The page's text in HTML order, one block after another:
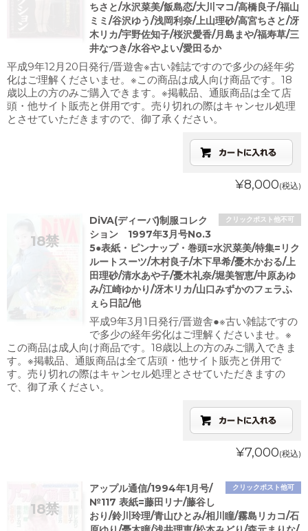
ちさと/水沢菜美/飯島恋/大川マコ/高橋良子/福山
ミミ/谷沢ゆう/浅岡利奈/上山理砂/高宮ちさと/冴
木リカ/宇野佐知子/桜沢愛香/月島まや/福寿草/三
井なつき/水谷やよい/愛田るか
平成9年12月20日発行/晋遊舎※古い雑誌ですので多少の経年劣
化はご理解くださいませ。※この商品は成人向け商品です。18
歳以上の方のみご購入できます。※掲載品、通販商品は全て店
頭・他サイト販売と併用です。売り切れの際はキャンセル処理
とさせていただきますので、御了承ください。
¥8,000(税込)
クリックポスト他不可
DiVA(ディーバ)制服コレク
ション 1997年3月号No.3
5●表紙・ピンナップ・巻頭=水沢菜美/特集=リク
ルートスーツ/木村良子/木下早希/憂木かおる/上
田理砂/清水あや子/憂木礼奈/堀美智恵/中原あゆ
み/江崎ゆかり/冴木リカ/山口みずかのフェラふ
ぇら日記/他
平成9年3月1日発行/晋遊舎●※古い雑誌ですの
で多少の経年劣化はご理解くださいませ。※
この商品は成人向け商品です。18歳以上の方のみご購入できま
す。※掲載品、通販商品は全て店頭・他サイト販売と併用で
す。売り切れの際はキャンセル処理とさせていただきますの
で、御了承ください。
¥7,000(税込)
クリックポスト他可
アップル通信/1994年1月号/
№117 表紙=藤田リナ/藤谷し
おり/鈴川玲理/青山ひとみ/相川瞳/霧島リカコ/石